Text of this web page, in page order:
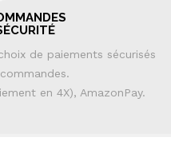
de paiements sécurisés
en 4X), AmazonPay.